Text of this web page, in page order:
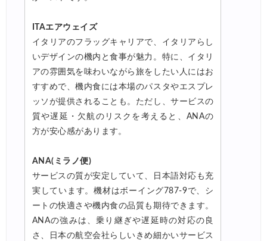
ITAエアウェイズ
イタリアのフラッグキャリアで、イタリアらし
いデザインの機内と食事が魅力。特に、イタリ
アの雰囲気を味わいながら旅をしたい人にはお
すすめで、機内食には本場のパスタやエスプレ
ッソが提供されることも。ただし、サービスの
質や遅延・欠航のリスクを考えると、ANAの
方が安心感があります。
ANA(ミラノ便)
サービスの質が安定していて、日本語対応も充
実しています。機材はボーイング787-9で、シ
ートの快適さや機内食の品質も期待できます。
ANAの強みは、乗り継ぎや遅延時の対応の良
さ、日本の航空会社らしいきめ細かいサービス